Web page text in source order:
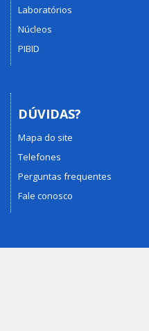
Laboratórios
Núcleos
PIBID
DÚVIDAS?
Mapa do site
Telefones
Perguntas frequentes
Fale conosco